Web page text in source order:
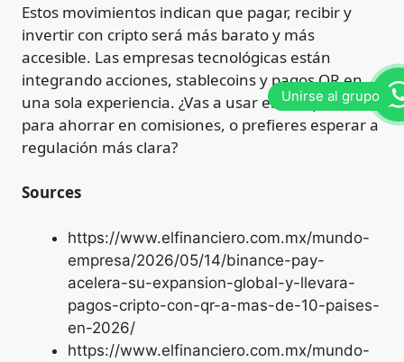
Estos movimientos indican que pagar, recibir y
invertir con cripto será más barato y más
accesible. Las empresas tecnológicas están
integrando acciones, stablecoins y pagos QR en
una sola experiencia. ¿Vas a usar estas opciones
para ahorrar en comisiones, o prefieres esperar a
regulación más clara?
Sources
https://www.elfinanciero.com.mx/mundo-
empresa/2026/05/14/binance-pay-
acelera-su-expansion-global-y-llevara-
pagos-cripto-con-qr-a-mas-de-10-paises-
en-2026/
https://www.elfinanciero.com.mx/mundo-